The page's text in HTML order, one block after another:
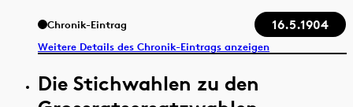
Chronik-Eintrag 16.5.1904
Weitere Details des Chronik-Eintrags anzeigen
Die Stichwahlen zu den